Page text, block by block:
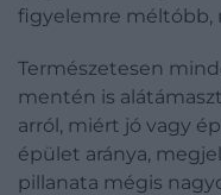
figyelemre méltóbb,
Természetesen
mentén is
arról, miért jó vagy
épület aránya,
pillanata mégis